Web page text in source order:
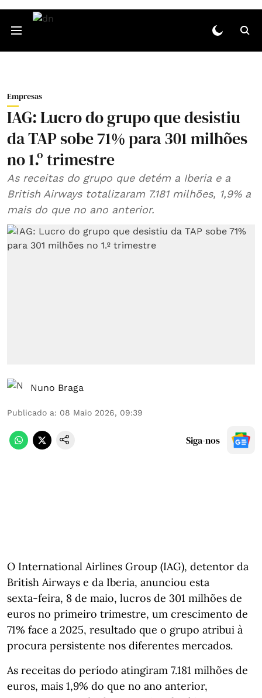
Empresas
IAG: Lucro do grupo que desistiu
da TAP sobe 71% para 301 milhões
no 1.º trimestre
As receitas do grupo que detém a Iberia e a
British Airways totalizaram 7.181 milhões, 1,9% a
mais do que no ano anterior.
Nuno Braga
Publicado a: 08 Maio 2026, 09:39
Siga-nos
O International Airlines Group (IAG), detentor da
British Airways e da Iberia, anunciou esta
sexta‑feira, 8 de maio, lucros de 301 milhões de
euros no primeiro trimestre, um crescimento de
71% face a 2025, resultado que o grupo atribui à
procura persistente nos diferentes mercados.
As receitas do período atingiram 7.181 milhões de
euros, mais 1,9% do que no ano anterior,